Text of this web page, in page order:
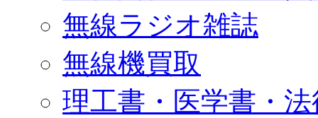
無線ラジオ雑誌
無線機買取
理工書・医学書・